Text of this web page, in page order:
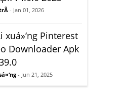
- Jan 01, 2026
xuá»‘ng Pinterest
Downloader Apk
- Jun 21, 2025